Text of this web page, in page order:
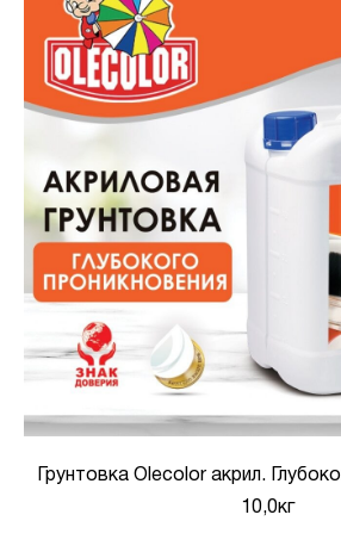
Грунтовка Olecolor акрил.
10,0кг